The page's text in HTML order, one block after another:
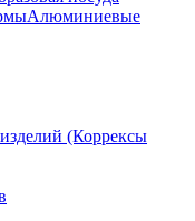
Алюминиевые
(Коррексы